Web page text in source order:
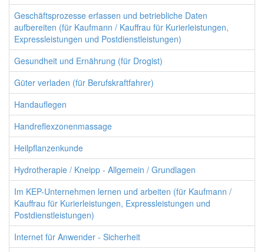
Geschäftsprozesse erfassen und betriebliche Daten
aufbereiten (für Kaufmann / Kauffrau für Kurierleistungen,
Expressleistungen und Postdienstleistungen)
Gesundheit und Ernährung (für Drogist)
Güter verladen (für Berufskraftfahrer)
Handauflegen
Handreflexzonenmassage
Heilpflanzenkunde
Hydrotherapie / Kneipp - Allgemein / Grundlagen
Im KEP-Unternehmen lernen und arbeiten (für Kaufmann /
Kauffrau für Kurierleistungen, Expressleistungen und
Postdienstleistungen)
Internet für Anwender - Sicherheit